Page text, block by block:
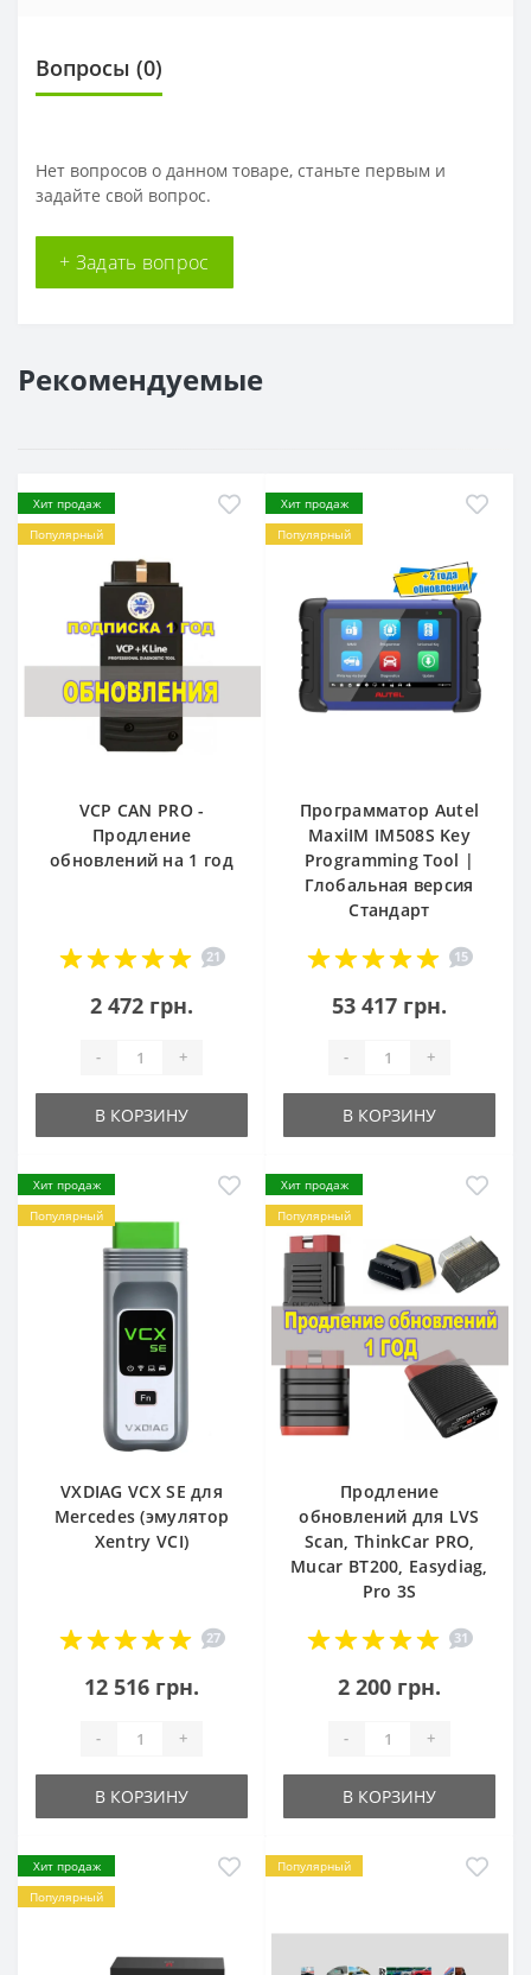
Вопросы (0)
Нет вопросов о данном товаре, станьте первым и
задайте свой вопрос.
+ Задать вопрос
Рекомендуемые
Хит продаж
Популярный
VCP CAN PRO -
Продление
обновлений на 1 год
21
2 472 грн.
- +
В КОРЗИНУ
Хит продаж
Популярный
Программатор Autel
MaxiIM IM508S Key
Programming Tool |
Глобальная версия
Стандарт
15
53 417 грн.
- +
В КОРЗИНУ
Хит продаж
Популярный
VXDIAG VCX SE для
Mercedes (эмулятор
Xentry VCI)
27
12 516 грн.
- +
В КОРЗИНУ
Хит продаж
Популярный
Продление
обновлений для LVS
Scan, ThinkCar PRO,
Mucar BT200, Easydiag,
Pro 3S
31
2 200 грн.
- +
В КОРЗИНУ
Хит продаж
Популярный
Популярный